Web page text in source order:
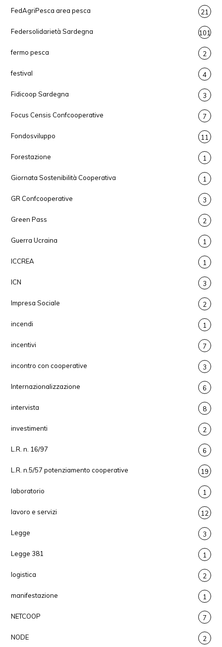
FedAgriPesca area pesca 21
Federsolidarietà Sardegna 101
fermo pesca 2
festival 4
Fidicoop Sardegna 3
Focus Censis Confcooperative 7
Fondosviluppo 11
Forestazione 1
Giornata Sostenibilità Cooperativa 1
GR Confcooperative 3
Green Pass 2
Guerra Ucraina 1
ICCREA 1
ICN 3
Impresa Sociale 2
incendi 1
incentivi 7
incontro con cooperative 3
Internazionalizzazione 6
intervista 8
investimenti 2
L.R. n. 16/97 6
L.R. n.5/57 potenziamento cooperative 19
laboratorio 1
lavoro e servizi 12
Legge 3
Legge 381 1
logistica 2
manifestazione 1
NETCOOP 7
NODE 2